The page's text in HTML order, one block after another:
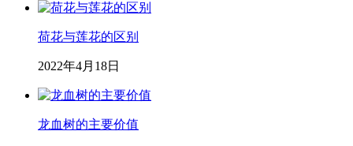
荷花与莲花的区别
2022年4月18日
龙血树的主要价值